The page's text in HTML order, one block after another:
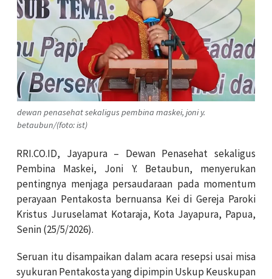
dewan penasehat sekaligus pembina maskei, joni y.
betaubun/(foto: ist)
RRI.CO.ID, Jayapura – Dewan Penasehat sekaligus
Pembina Maskei, Joni Y. Betaubun, menyerukan
pentingnya menjaga persaudaraan pada momentum
perayaan Pentakosta bernuansa Kei di Gereja Paroki
Kristus Juruselamat Kotaraja, Kota Jayapura, Papua,
Senin (25/5/2026).
Seruan itu disampaikan dalam acara resepsi usai misa
syukuran Pentakosta yang dipimpin Uskup Keuskupan